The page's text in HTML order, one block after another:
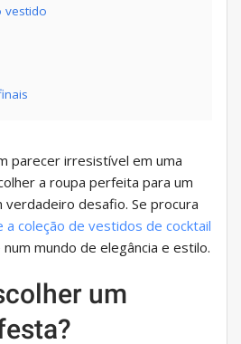
vestido
parecer irresistível em uma
a roupa perfeita para um
desafio. Se procura
a coleção de vestidos de cocktail
mundo de elegância e estilo.
um